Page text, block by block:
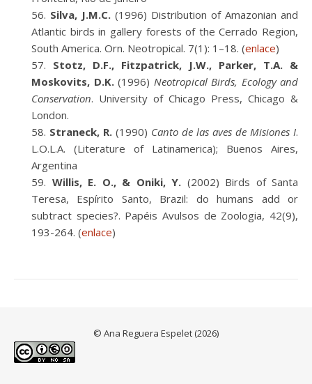
Silva, J.M.C. (1996) Distribution of Amazonian and
Atlantic birds in gallery forests of the Cerrado Region,
South America. Orn. Neotropical. 7(1): 1–18. (enlace)
Stotz, D.F., Fitzpatrick, J.W., Parker, T.A. &
Moskovits, D.K.(1996) Neotropical Birds, Ecology and
Conservation. University of Chicago Press, Chicago &
London.
Straneck, R. (1990) Canto de las aves de Misiones I.
L.O.L.A. (Literature of Latinamerica); Buenos Aires,
Argentina
Willis, E. O., & Oniki, Y. (2002) Birds of Santa
Teresa, Espírito Santo, Brazil: do humans add or
subtract species?. Papéis Avulsos de Zoologia, 42(9),
193-264. (enlace)
© Ana Reguera Espelet (2026)